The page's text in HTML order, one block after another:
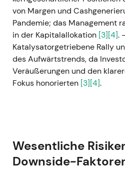
von Margen und
Pandemie; das Management
in der Kapitalallokation [3][4]. -
Katalysatorgetriebene Rally
des Aufwärtstrends, da
Veräußerungen und den
Fokus honorierten [3][4].
H1 2021 (berichtet Juli
Ereignis:H1 2021:
Umsatz- und
Wesentliche
Downside-